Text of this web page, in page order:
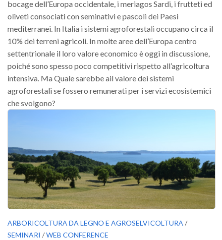
bocage dell’Europa occidentale, i meriagos Sardi, i frutteti ed
oliveti consociati con seminativi e pascoli dei Paesi
mediterranei. In Italia i sistemi agroforestali occupano circa il
10% dei terreni agricoli. In molte aree dell’Europa centro
settentrionale il loro valore economico è oggi in discussione,
poiché sono spesso poco competitivi rispetto all’agricoltura
intensiva. Ma Quale sarebbe ail valore dei sistemi
agroforestali se fossero remunerati per i servizi ecosistemici
che svolgono?
ARBORICOLTURA DA LEGNO E AGROSELVICOLTURA /
SEMINARI /WEB CONFERENCE